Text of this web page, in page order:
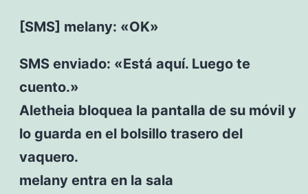
[SMS] melany: «OK»
SMS enviado: «Está aquí. Luego te
cuento.»
Aletheia bloquea la pantalla de su móvil y
lo guarda en el bolsillo trasero del
vaquero.
melany entra en la sala